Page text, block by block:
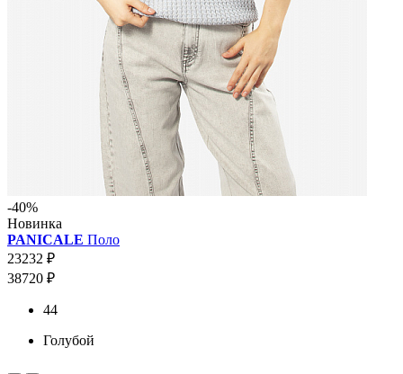
-40%
Новинка
PANICALE Поло
23232 ₽
38720 ₽
44
Голубой